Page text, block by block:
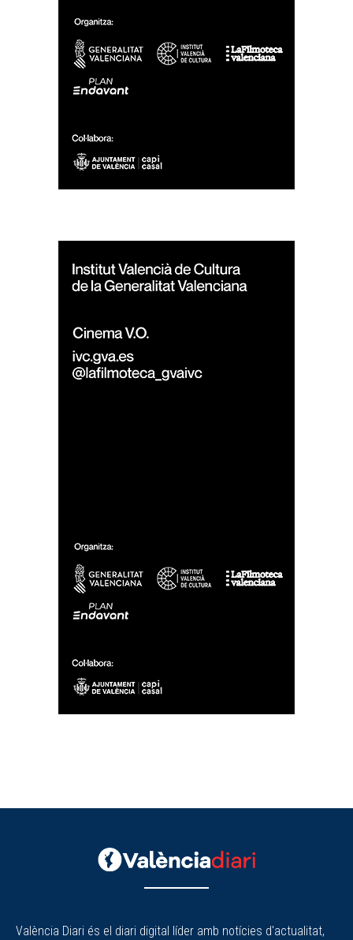
València Diari és el diari digital líder amb notícies d'actualitat,